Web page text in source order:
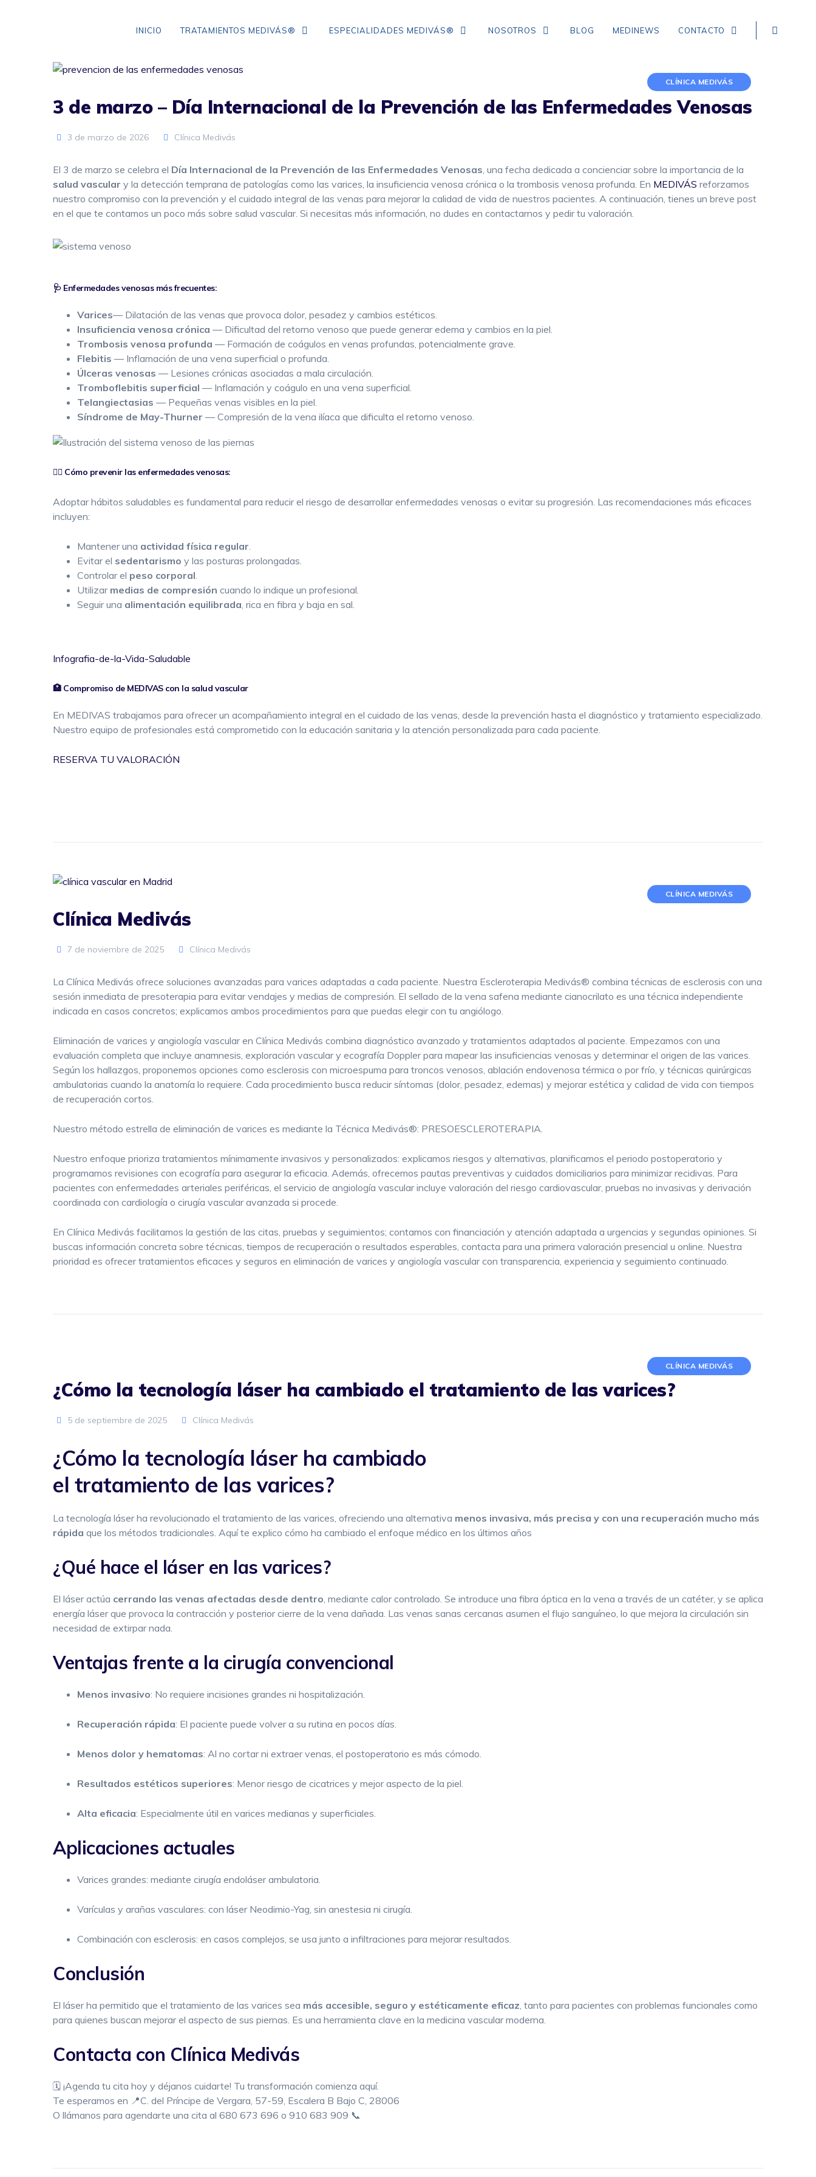
INICIO TRATAMIENTOS MEDIVÁS®
VARICES SIN CIRUGÍA
ENFERMEDAD CEREBROVASCULAR
ENFERMEDAD TROMBOEMBÓLICA
TRATAMIENTO DE ARRUGAS DE
COLÁGENO
NEUROMODULADORES
FLACIDEZ FACIAL
TRATAMIENTO DE MANCHAS
NEUROLOGÍA
DEMENCIA
CEFALEA EN RACIMOS
ESPECIALIDADES MEDIVÁS® NOSOTROS BLOG MEDINEWS CONTACTO
CLÍNICA MEDIVÁS
3 de marzo – Día Internacional de la Prevención de las Enfermedades Venosas
3 de marzo de 2026 Clínica Medivás
El 3 de marzo se celebra el Día Internacional de la Prevención de las Enfermedades Venosas , una fecha dedicada a concienciar sobre la importancia de la
salud vascular y la detección temprana de patologías como las varices, la insuficiencia venosa crónica o la trombosis venosa profunda. En MEDIVÁS reforzamos
nuestro compromiso con la prevención y el cuidado integral de las venas para mejorar la calidad de vida de nuestros pacientes. A continuación, tienes un breve post
en el que te contamos un poco más sobre salud vascular. Si necesitas más información, no dudes en contactarnos y pedir tu valoración.
🩺 Enfermedades venosas más frecuentes:
Varices— Dilatación de las venas que provoca dolor, pesadez y cambios estéticos.
Insuficiencia venosa crónica — Dificultad del retorno venoso que puede generar edema y cambios en la piel.
Trombosis venosa profunda — Formación de coágulos en venas profundas, potencialmente grave.
Flebitis — Inflamación de una vena superficial o profunda.
Úlceras venosas — Lesiones crónicas asociadas a mala circulación.
Tromboflebitis superficial — Inflamación y coágulo en una vena superficial.
Telangiectasias — Pequeñas venas visibles en la piel.
Síndrome de May-Thurner — Compresión de la vena ilíaca que dificulta el retorno venoso.
🏃‍♀️ Cómo prevenir las enfermedades venosas:
Adoptar hábitos saludables es fundamental para reducir el riesgo de desarrollar enfermedades venosas o evitar su progresión. Las recomendaciones más eficaces
incluyen:
Mantener una actividad física regular
Evitar el sedentarismo y las posturas prolongadas.
Controlar el peso corporal
Utilizar medias de compresión cuando lo indique un profesional.
Seguir una alimentación equilibrada , rica en fibra y baja en sal.
Infografia-de-la-Vida-Saludable
🏥 Compromiso de MEDIVAS con la salud vascular
En MEDIVAS trabajamos para ofrecer un acompañamiento integral en el cuidado de las venas, desde la prevención hasta el diagnóstico y tratamiento especializado.
Nuestro equipo de profesionales está comprometido con la educación sanitaria y la atención personalizada para cada paciente.
RESERVA TU VALORACIÓN
CLÍNICA MEDIVÁS
Clínica Medivás
7 de noviembre de 2025 Clínica Medivás
La Clínica Medivás ofrece soluciones avanzadas para varices adaptadas a cada paciente. Nuestra Escleroterapia Medivás® combina técnicas de esclerosis con una
sesión inmediata de presoterapia para evitar vendajes y medias de compresión. El sellado de la vena safena mediante cianocrilato es una técnica independiente
indicada en casos concretos; explicamos ambos procedimientos para que puedas elegir con tu angiólogo.
Eliminación de varices y angiología vascular en Clínica Medivás combina diagnóstico avanzado y tratamientos adaptados al paciente. Empezamos con una
evaluación completa que incluye anamnesis, exploración vascular y ecografía Doppler para mapear las insuficiencias venosas y determinar el origen de las varices.
Según los hallazgos, proponemos opciones como esclerosis con microespuma para troncos venosos, ablación endovenosa térmica o por frío, y técnicas quirúrgicas
ambulatorias cuando la anatomía lo requiere. Cada procedimiento busca reducir síntomas (dolor, pesadez, edemas) y mejorar estética y calidad de vida con tiempos
de recuperación cortos.
Nuestro método estrella de eliminación de varices es mediante la Técnica Medivás®: PRESOESCLEROTERAPIA.
Nuestro enfoque prioriza tratamientos mínimamente invasivos y personalizados: explicamos riesgos y alternativas, planificamos el periodo postoperatorio y
programamos revisiones con ecografía para asegurar la eficacia. Además, ofrecemos pautas preventivas y cuidados domiciliarios para minimizar recidivas. Para
pacientes con enfermedades arteriales periféricas, el servicio de angiología vascular incluye valoración del riesgo cardiovascular, pruebas no invasivas y derivación
coordinada con cardiología o cirugía vascular avanzada si procede.
En Clínica Medivás facilitamos la gestión de las citas, pruebas y seguimientos; contamos con financiación y atención adaptada a urgencias y segundas opiniones. Si
buscas información concreta sobre técnicas, tiempos de recuperación o resultados esperables, contacta para una primera valoración presencial u online. Nuestra
prioridad es ofrecer tratamientos eficaces y seguros en eliminación de varices y angiología vascular con transparencia, experiencia y seguimiento continuado.
CLÍNICA MEDIVÁS
¿Cómo la tecnología láser ha cambiado el tratamiento de las varices?
5 de septiembre de 2025 Clínica Medivás
¿Cómo la tecnología láser ha cambiado
el tratamiento de las varices?
La tecnología láser ha revolucionado el tratamiento de las varices, ofreciendo una alternativa menos invasiva, más precisa y con una recuperación mucho más
rápida que los métodos tradicionales. Aquí te explico cómo ha cambiado el enfoque médico en los últimos años
¿Qué hace el láser en las varices?
El láser actúa cerrando las venas afectadas desde dentro , mediante calor controlado. Se introduce una fibra óptica en la vena a través de un catéter, y se aplica
energía láser que provoca la contracción y posterior cierre de la vena dañada. Las venas sanas cercanas asumen el flujo sanguíneo, lo que mejora la circulación sin
necesidad de extirpar nada.
Ventajas frente a la cirugía convencional
Menos invasivo: No requiere incisiones grandes ni hospitalización.
Recuperación rápida: El paciente puede volver a su rutina en pocos días.
Menos dolor y hematomas: Al no cortar ni extraer venas, el postoperatorio es más cómodo.
Resultados estéticos superiores: Menor riesgo de cicatrices y mejor aspecto de la piel.
Alta eficacia: Especialmente útil en varices medianas y superficiales.
Aplicaciones actuales
Varices grandes: mediante cirugía endoláser ambulatoria.
Varículas y arañas vasculares: con láser Neodimio-Yag, sin anestesia ni cirugía.
Combinación con esclerosis: en casos complejos, se usa junto a infiltraciones para mejorar resultados.
Conclusión
El láser ha permitido que el tratamiento de las varices sea más accesible, seguro y estéticamente eficaz , tanto para pacientes con problemas funcionales como
para quienes buscan mejorar el aspecto de sus piernas. Es una herramienta clave en la medicina vascular moderna.
Contacta con Clínica Medivás
🗓️ ¡Agenda tu cita hoy y déjanos cuidarte! Tu transformación comienza aquí.
Te esperamos en 📍C. del Príncipe de Vergara, 57-59, Escalera B Bajo C, 28006
O llámanos para agendarte una cita al 680 673 696 o 910 683 909 📞